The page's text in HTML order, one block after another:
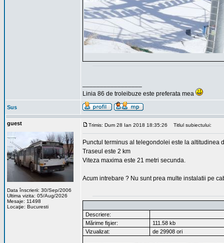
Linia 86 de troleibuze este preferata mea
Sus
guest
Data înscrierii: 30/Sep/2006
Ultima vizita: 05/Aug/2026
Mesaje: 11498
Locaţie: Bucuresti
Trimis: Dum 28 Ian 2018 18:35:26 Titlul subiectului:
Punctul terminus al telegondolei este la altitudinea
Traseul este 2 km
Viteza maxima este 21 metri secunda.
Acum intrebare ? Nu sunt prea multe instalatii pe
Descriere:
Mărime fişier:
111.58 kb
Vizualizat:
de 29908 ori